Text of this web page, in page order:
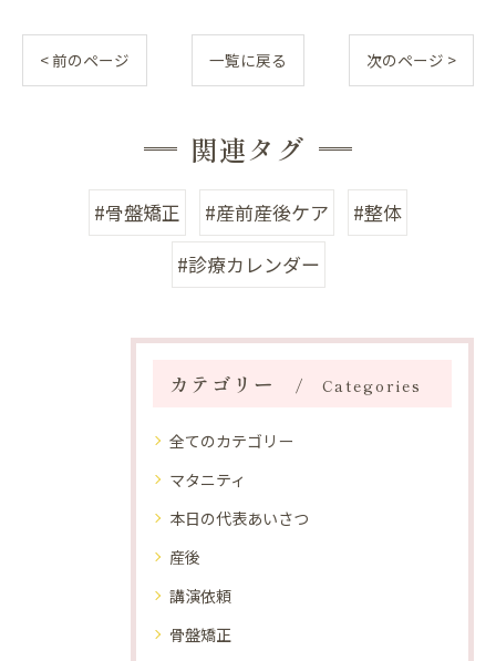
< 前のページ 一覧に戻る 次のページ >
関連タグ
#骨盤矯正 #産前産後ケア
#整体
#診療カレンダー
カテゴリー Categories
全てのカテゴリー
マタニティ
本日の代表あいさつ
産後
講演依頼
骨盤矯正